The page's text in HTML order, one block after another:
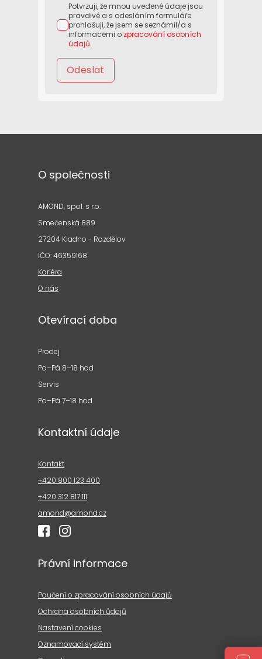
Potvrzuji, že mnou uvedené údaje jsou
pravdivé a s odesláním formuláře
prohlašuji, že jsem se seznámil/a s
informacemi o zpracování osobních
údajů.
Odeslat
O společnosti
AMOND, spol. s r.o.
Smečenská 889
27204 Kladno - Rozdělov
IČO: 46359168
Kariéra
O nás
Otevírací doba
Prodej
Po–Pá 8–18 hod
Servis
Po–Pá 7–18 hod
Kontaktní údaje
Kontakt
+420 800 123 400
+420 312 817 111
amond@amond.cz
Právní informace
Poučení o zpracování osobních údajů
Ochrana osobních ůdajů
Nastavení cookies
Oznamovací systém